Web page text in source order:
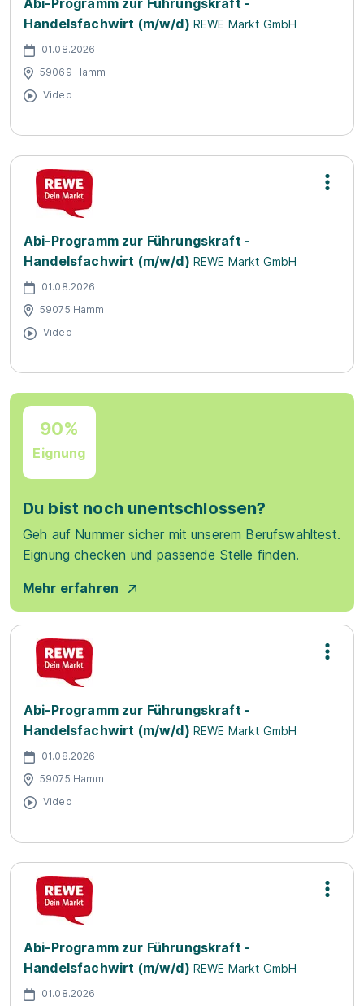
Abi-Programm zur Führungskraft -
Handelsfachwirt (m/w/d) REWE Markt GmbH
01.08.2026
59069 Hamm
Video
Abi-Programm zur Führungskraft -
Handelsfachwirt (m/w/d) REWE Markt GmbH
01.08.2026
59075 Hamm
Video
90%
Eignung
Du bist noch unentschlossen?
Geh auf Nummer sicher mit unserem Berufswahltest.
Eignung checken und passende Stelle finden.
Mehr erfahren
Abi-Programm zur Führungskraft -
Handelsfachwirt (m/w/d) REWE Markt GmbH
01.08.2026
59075 Hamm
Video
Abi-Programm zur Führungskraft -
Handelsfachwirt (m/w/d) REWE Markt GmbH
01.08.2026